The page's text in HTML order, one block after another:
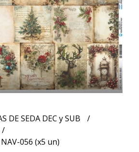
DE SEDA DEC y SUB
056 (x5 un)